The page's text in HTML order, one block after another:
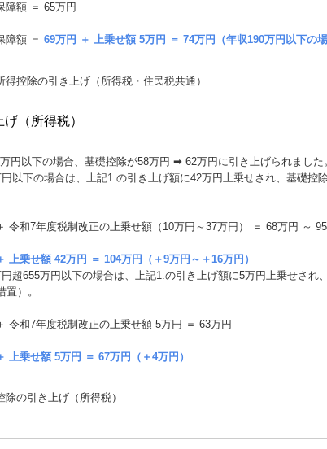
障額 ＝ 65万円
障額 ＝ 69万円 ＋ 上乗せ額 5万円 ＝ 74万円（年収190万円以下の場
（所得税）
円以下の場合、基礎控除が58万円 ➡ 62万円に引き上げられました
以下の場合は、上記1.の引き上げ額に42万円上乗せされ、基礎控
令和7年度税制改正の上乗せ額（10万円～37万円） ＝ 68万円 ～
上乗せ額 42万円 ＝ 104万円（＋9万円～＋16万円）
超655万円以下の場合は、上記1.の引き上げ額に5万円上乗せされ
）。
令和7年度税制改正の上乗せ額 5万円 ＝ 63万円
上乗せ額 5万円 ＝ 67万円（＋4万円）